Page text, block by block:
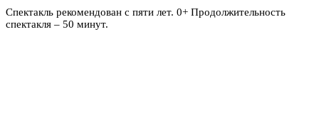
Спектакль рекомендован с пяти лет. 0+ Продолжительность
спектакля – 50 минут.